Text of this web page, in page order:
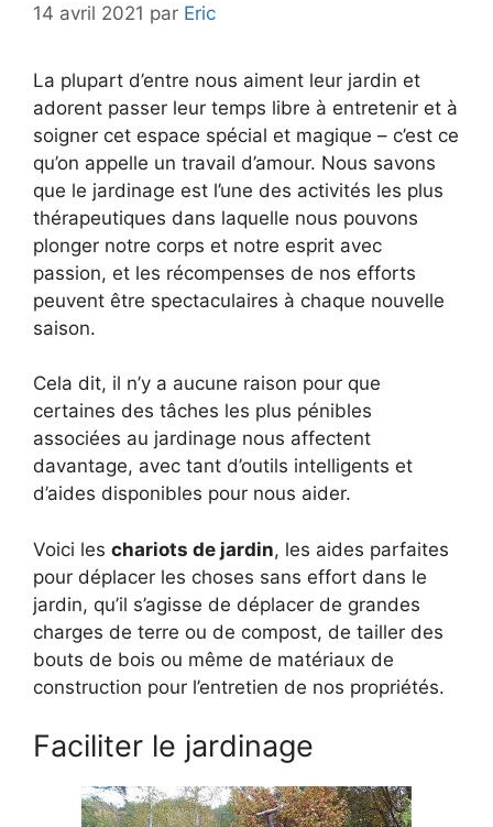
14 avril 2021 par Eric
La plupart d’entre nous aiment leur jardin et
adorent passer leur temps libre à entretenir et à
soigner cet espace spécial et magique – c’est ce
qu’on appelle un travail d’amour. Nous savons
que le jardinage est l’une des activités les plus
thérapeutiques dans laquelle nous pouvons
plonger notre corps et notre esprit avec
passion, et les récompenses de nos efforts
peuvent être spectaculaires à chaque nouvelle
saison.
Cela dit, il n’y a aucune raison pour que
certaines des tâches les plus pénibles
associées au jardinage nous affectent
davantage, avec tant d’outils intelligents et
d’aides disponibles pour nous aider.
Voici les chariots de jardin, les aides parfaites
pour déplacer les choses sans effort dans le
jardin, qu’il s’agisse de déplacer de grandes
charges de terre ou de compost, de tailler des
bouts de bois ou même de matériaux de
construction pour l’entretien de nos propriétés.
Faciliter le jardinage